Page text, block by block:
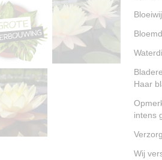
Haar
intens
Wij